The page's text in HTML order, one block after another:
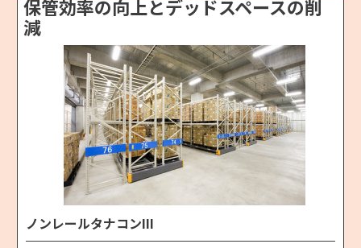
保管効率の向上とデッドスペースの削
減
ノンレールタナコンIII